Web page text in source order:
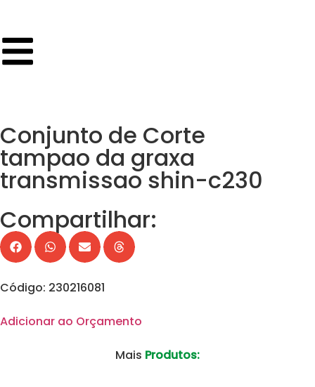
Conjunto de Corte
tampao da graxa
transmissao shin-c230
Compartilhar:
Código: 230216081
Adicionar ao Orçamento
Mais Produtos: